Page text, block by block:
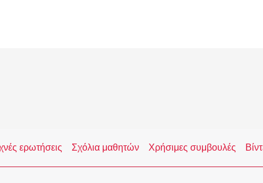
ερωτήσεις Σχόλια μαθητών Χρήσιμες συμβουλές